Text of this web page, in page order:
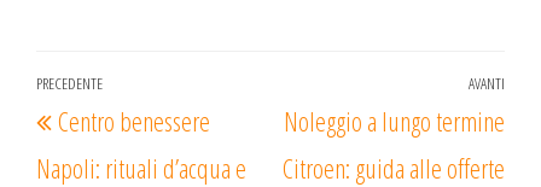
Navigazione
articoli
Articolo
precedente
PRECEDENTE
Centro benessere
Napoli: rituali d’acqua e
AVANTI
Noleggio a lungo termine
Citroen: guida alle offerte